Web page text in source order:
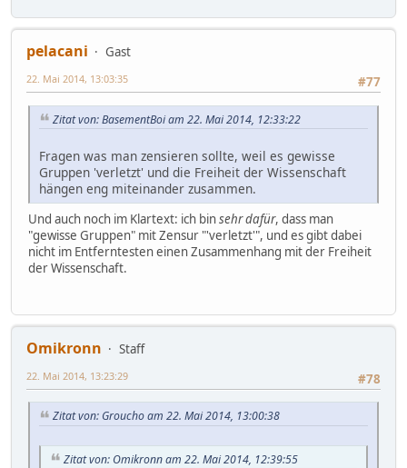
pelacani
Gast
#77
22. Mai 2014, 13:03:35
Zitat von: BasementBoi am 22. Mai 2014, 12:33:22
Fragen was man zensieren sollte, weil es gewisse
Gruppen 'verletzt' und die Freiheit der Wissenschaft
hängen eng miteinander zusammen.
Und auch noch im Klartext: ich binsehr dafür, dass man
"gewisse Gruppen" mit Zensur "'verletzt'", und es gibt dabei
nicht im Entferntesten einen Zusammenhang mit der Freiheit
der Wissenschaft.
Omikronn
Staff
#78
22. Mai 2014, 13:23:29
Zitat von: Groucho am 22. Mai 2014, 13:00:38
Zitat von: Omikronn am 22. Mai 2014, 12:39:55